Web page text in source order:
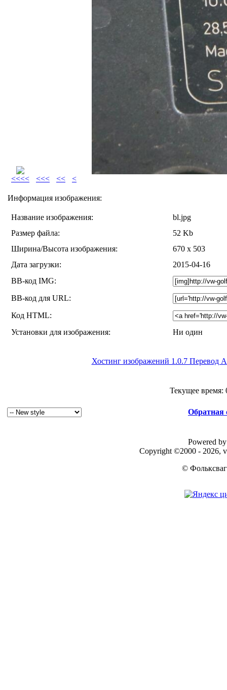
<<<< <<< << <
Информация изображения:
Название изображения:
bl.jpg
Размер файла:
52 Kb
Ширина/Высота изображения:
670 x 503
Дата загрузки:
2015-04-16
BB-код IMG:
BB-код для URL:
Код HTML:
Установки для изображения:
Ни один
Хостинг изображений 1.0.7 Перевод
Текущее время:
Обратная
Powered
Copyright ©2000 - 2026,
©